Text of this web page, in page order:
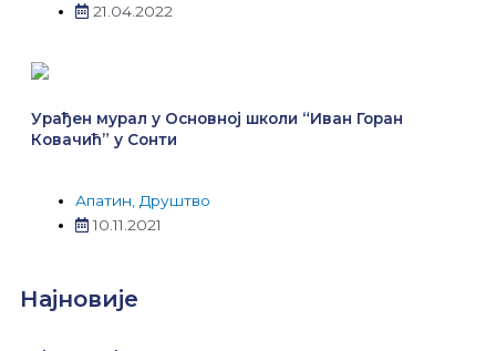
21.04.2022
Урађен мурал у Основној школи “Иван Горан
Ковачић” у Сонти
Апатин Друштво
10.11.2021
Најновије